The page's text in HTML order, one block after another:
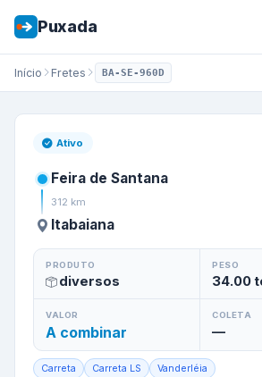
Puxada
Início Fretes BA-SE-960D
Frete de
Ativo
Feira de Santana
312 km
Itabaiana
PRODUTO
diversos
PESO
34.00
VALOR
A combinar
COLETA
—
Carreta Carreta LS Vanderléia